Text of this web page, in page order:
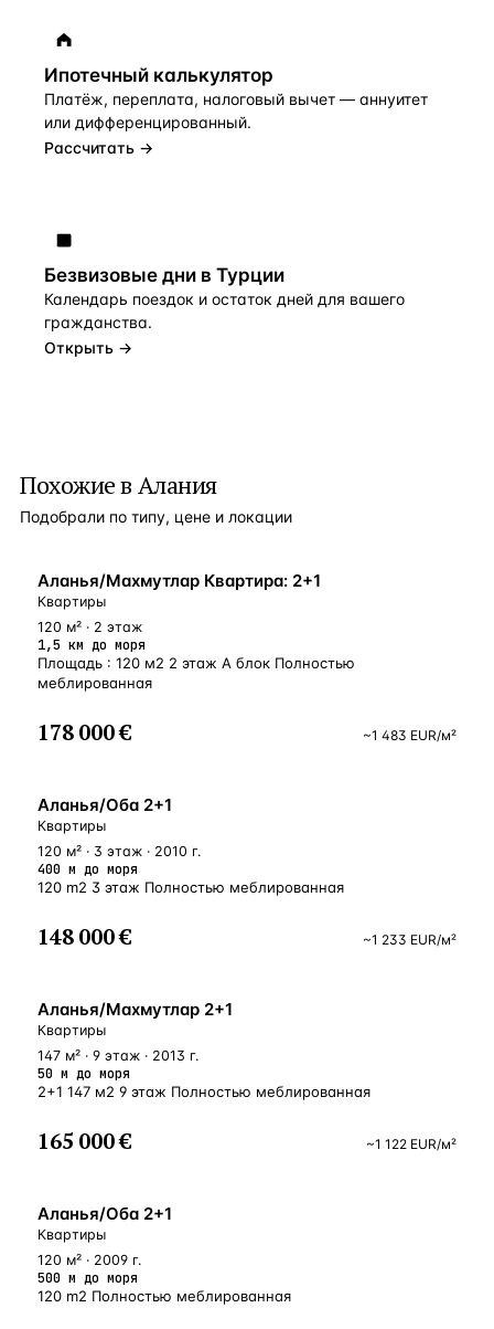
Ипотечный калькулятор
Платёж, переплата, налоговый вычет — аннуитет
или дифференцированный.
Рассчитать →
Безвизовые дни в Турции
Календарь поездок и остаток дней для вашего
гражданства.
Открыть →
Похожие в Алания
Подобрали по типу, цене и локации
БЛИЗКО К МОРЮ
Аланья/Махмутлар Квартира: 2+1
Квартиры
120 м² · 2 этаж
1,5 км до моря
Площадь : 120 м2 2 этаж А блок Полностью
меблированная
178 000 € ~1 483 EUR/м²
У МОРЯ
Аланья/Оба 2+1
Квартиры
120 м² · 3 этаж · 2010 г.
400 м до моря
120 m2 3 этаж Полностью меблированная
148 000 € ~1 233 EUR/м²
У МОРЯ
Аланья/Махмутлар 2+1
Квартиры
147 м² · 9 этаж · 2013 г.
50 м до моря
2+1 147 м2 9 этаж Полностью меблированная
165 000 € ~1 122 EUR/м²
У МОРЯ
Аланья/Оба 2+1
Квартиры
120 м² · 2009 г.
500 м до моря
120 m2 Полностью меблированная